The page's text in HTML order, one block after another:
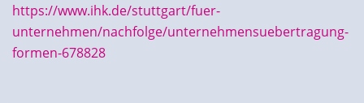
https://www.ihk.de/stuttgart/fuer-
unternehmen/nachfolge/unternehmensuebertragung-
formen-678828